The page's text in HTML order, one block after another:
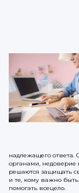
надлежащего ответа.
органами, недоверие
решаются защищать
и те, кому важно
помогать всецело.